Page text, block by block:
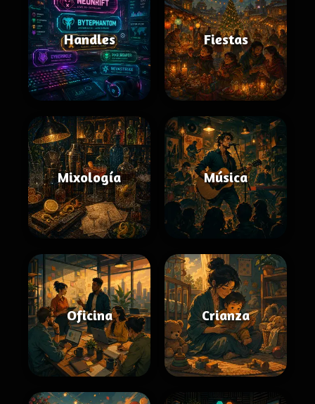
Handles Fiestas
Mixología Música
Oficina Crianza